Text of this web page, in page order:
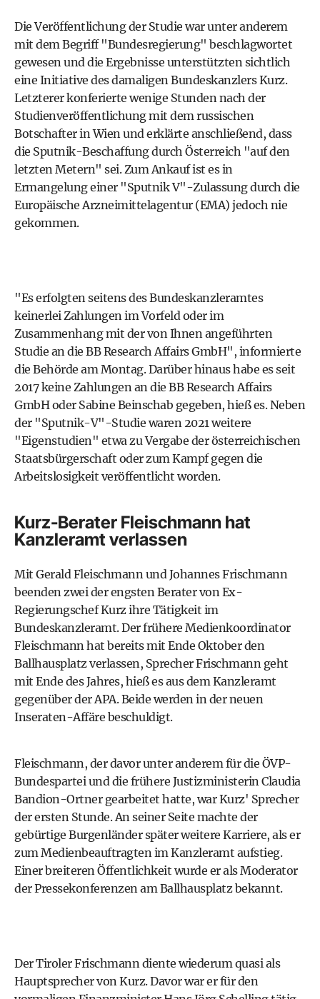
Die Veröffentlichung der Studie war unter anderem
mit dem Begriff "Bundesregierung" beschlagwortet
gewesen und die Ergebnisse unterstützten sichtlich
eine Initiative des damaligen Bundeskanzlers Kurz.
Letzterer konferierte wenige Stunden nach der
Studienveröffentlichung mit dem russischen
Botschafter in Wien und erklärte anschließend, dass
die Sputnik-Beschaffung durch Österreich "auf den
letzten Metern" sei. Zum Ankauf ist es in
Ermangelung einer "Sputnik V"-Zulassung durch die
Europäische Arzneimittelagentur (EMA) jedoch nie
gekommen.
"Es erfolgten seitens des Bundeskanzleramtes
keinerlei Zahlungen im Vorfeld oder im
Zusammenhang mit der von Ihnen angeführten
Studie an die BB Research Affairs GmbH", informierte
die Behörde am Montag. Darüber hinaus habe es seit
2017 keine Zahlungen an die BB Research Affairs
GmbH oder Sabine Beinschab gegeben, hieß es. Neben
der "Sputnik-V"-Studie waren 2021 weitere
"Eigenstudien" etwa zu Vergabe der österreichischen
Staatsbürgerschaft oder zum Kampf gegen die
Arbeitslosigkeit veröffentlicht worden.
Kurz-Berater Fleischmann hat
Kanzleramt verlassen
Mit Gerald FleischmannundJohannes Frischmann
beenden zwei der engsten Berater von Ex-
Regierungschef Kurz ihre Tätigkeit im
Bundeskanzleramt. Der frühere Medienkoordinator
Fleischmann hat bereits mit Ende Oktober den
Ballhausplatz verlassen, Sprecher Frischmann geht
mit Ende des Jahres, hieß es aus dem Kanzleramt
gegenüber der APA. Beide werden in der neuen
Inseraten-Affäre beschuldigt.
Fleischmann, der davor unter anderem für die ÖVP-
Bundespartei und die frühere Justizministerin Claudia
Bandion-Ortner gearbeitet hatte, war Kurz' Sprecher
der ersten Stunde. An seiner Seite machte der
gebürtige Burgenländer später weitere Karriere, als er
zum Medienbeauftragten im Kanzleramt aufstieg.
Einer breiteren Öffentlichkeit wurde er als Moderator
der Pressekonferenzen am Ballhausplatz bekannt.
Der Tiroler Frischmann diente wiederum quasi als
Hauptsprecher von Kurz. Davor war er für den